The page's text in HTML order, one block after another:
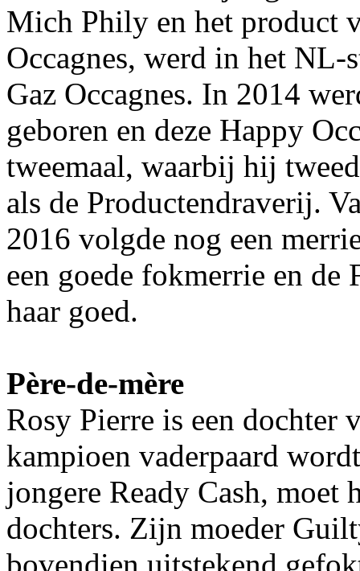
Mich Phily en het product
Occagnes, werd in het NL-
Gaz Occagnes. In 2014
geboren en deze Happy
tweemaal, waarbij hij
als de Productendraverij.
2016 volgde nog een
een goede fokmerrie en
haar goed.
Père-de-mère
Rosy Pierre is een dochter
kampioen vaderpaard
jongere Ready Cash,
dochters. Zijn moeder